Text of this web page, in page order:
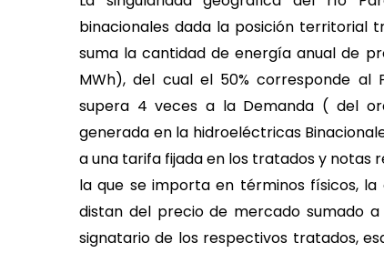
binacionales dada la posición territorial
suma la cantidad de energía anual de
MWh), del cual el 50% corresponde al
supera 4 veces a la Demanda ( del
generada en la hidroeléctricas
a una tarifa fijada en los tratados y notas
la que se importa en términos físicos,
distan del precio de mercado sumado
signatario de los respectivos tratados,